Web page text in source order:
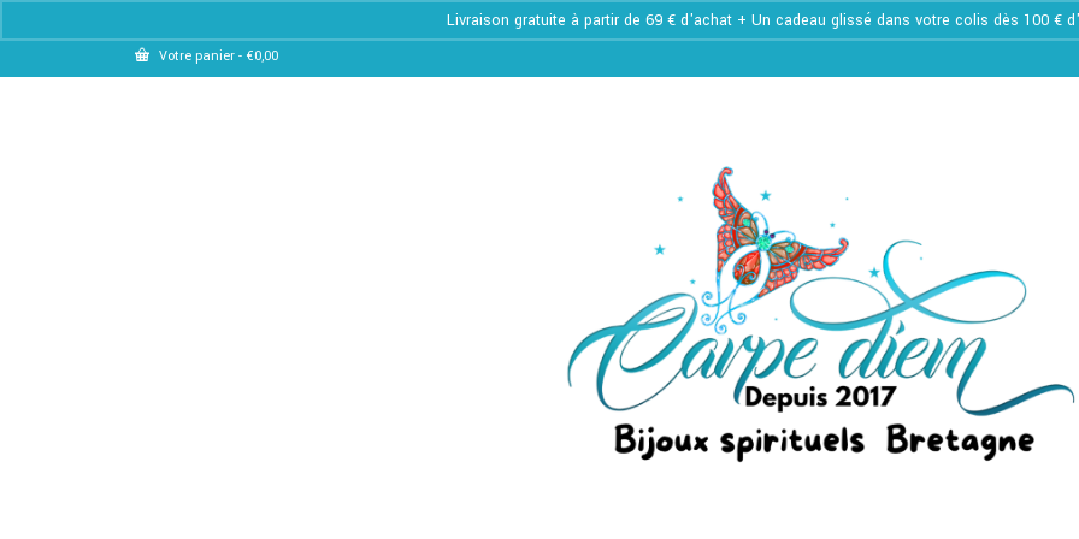
Livraison gratuite à partir de 69 € d'achat + Un cadeau glissé dans votre colis dès 100 €
Votre panier - €0,00